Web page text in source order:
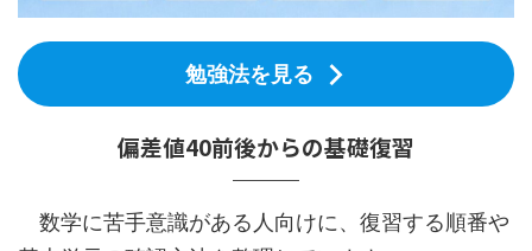
勉強法を見る
偏差値40前後からの基礎復習
数学に苦手意識がある人向けに、復習する順番や